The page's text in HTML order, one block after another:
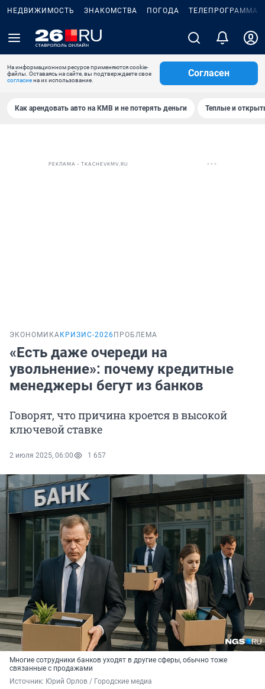
НЕДВИЖИМОСТЬ ЗНАКОМСТВА ПОГОДА ТЕЛЕПРОГРАММА
На информационном ресурсе применяются cookie-
файлы. Оставаясь на сайте, вы подтверждаете свое
согласиена их использование.
Согласен
Как арендовать авто на КМВ и не потерять деньги Теплые и
РЕКЛАМА • TKACHEVKMV.RU
ЭКОНОМИКА КРИЗИС-2026 ПРОБЛЕМА
«Есть даже очереди на
увольнение»: почему кредитные
менеджеры бегут из банков
Говорят, что причина кроется в высокой
ключевой ставке
2 июля 2025, 06:00 1 657
Многие сотрудники банков уходят в другие сферы, обычно тоже
связанные с продажами
Источник: Юрий Орлов / Городские медиа